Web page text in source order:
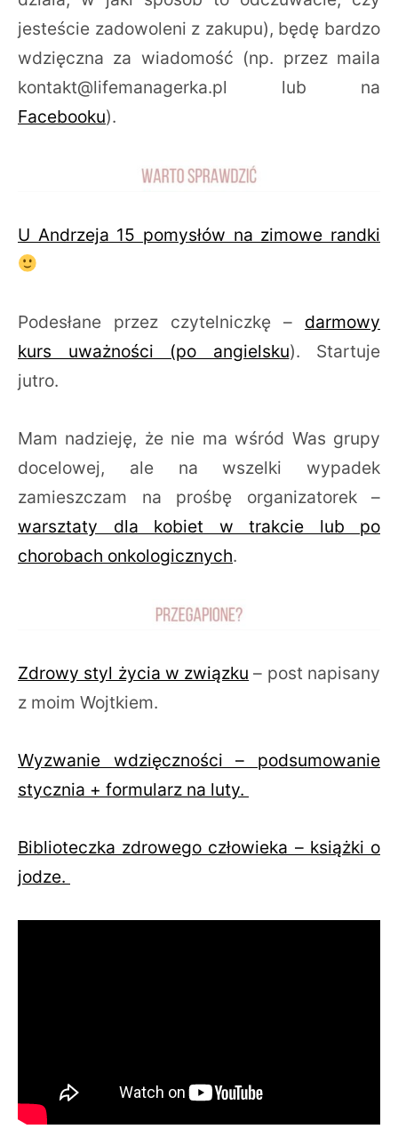
jesteście zadowoleni z zakupu), będę bardzo
wdzięczna za wiadomość (np. przez maila
kontakt@lifemanagerka.pl lub na
Facebooku).
U Andrzeja 15 pomysłów na zimowe randki
Podesłane przez czytelniczkę – darmowy
kurs uważności (po angielsku). Startuje
jutro.
Mam nadzieję, że nie ma wśród Was grupy
docelowej, ale na wszelki wypadek
zamieszczam na prośbę organizatorek –
warsztaty dla kobiet w trakcie lub po
chorobach onkologicznych.
Zdrowy styl życia w związku – post napisany
z moim Wojtkiem.
Wyzwanie wdzięczności – podsumowanie
stycznia + formularz na luty.
Biblioteczka zdrowego człowieka – książki o
jodze.